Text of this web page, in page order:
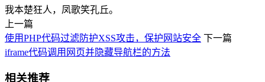
我本楚狂人，凤歌笑孔丘。
上一篇
使用PHP代码过滤防护XSS攻击，保护网站安全 下一篇
iframe代码调用网页并隐藏导航栏的方法
相关推荐